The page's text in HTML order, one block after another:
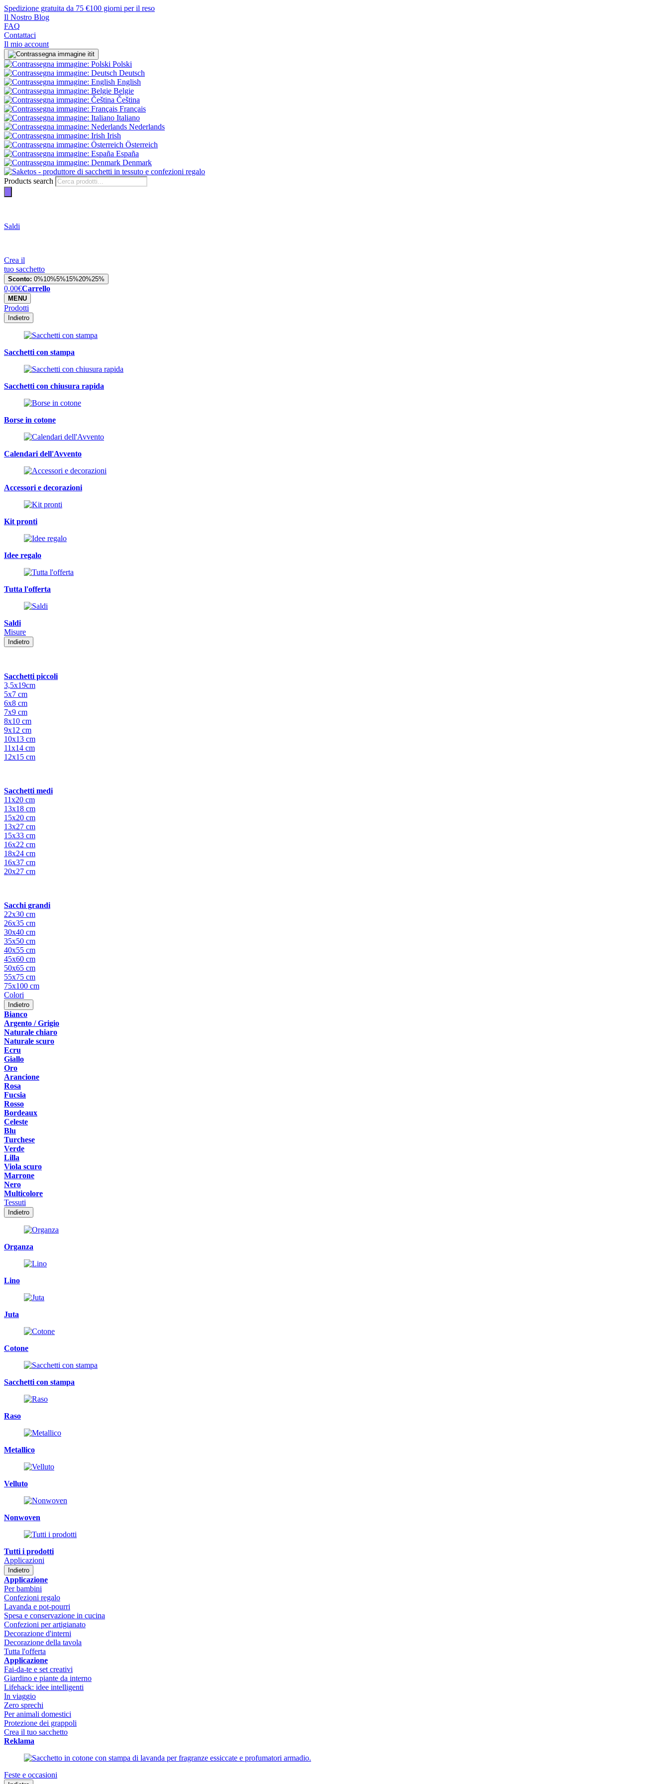
Spedizione gratuita da 75 €100 giorni per il reso
Il Nostro Blog
FAQ
Contattaci
Il mio account
it
Polski
Deutsch
English
Belgie
Čeština
Français
Italiano
Nederlands
Irish
Österreich
España
Denmark
Products search
Saldi
Crea il
tuo sacchetto
Sconto: 0%10%5%15%20%25%
0,00€Carrello
MENU
Prodotti
Indietro
Sacchetti con stampa
Sacchetti con chiusura rapida
Borse in cotone
Calendari dell'Avvento
Accessori e decorazioni
Kit pronti
Idee regalo
Tutta l'offerta
Saldi
Misure
Indietro
Sacchetti piccoli
3,5x19cm
5x7 cm
6x8 cm
7x9 cm
8x10 cm
9x12 cm
10x13 cm
11x14 cm
12x15 cm
Sacchetti medi
11x20 cm
13x18 cm
15x20 cm
13x27 cm
15x33 cm
16x22 cm
18x24 cm
16x37 cm
20x27 cm
Sacchi grandi
22x30 cm
26x35 cm
30x40 cm
35x50 cm
40x55 cm
45x60 cm
50x65 cm
55x75 cm
75x100 cm
Colori
Indietro
Bianco
Argento / Grigio
Naturale chiaro
Naturale scuro
Ecru
Giallo
Oro
Arancione
Rosa
Fucsia
Rosso
Bordeaux
Celeste
Blu
Turchese
Verde
Lilla
Viola scuro
Marrone
Nero
Multicolore
Tessuti
Indietro
Organza
Lino
Juta
Cotone
Sacchetti con stampa
Raso
Metallico
Velluto
Nonwoven
Tutti i prodotti
Applicazioni
Indietro
Applicazione
Per bambini
Confezioni regalo
Lavanda e pot-pourri
Spesa e conservazione in cucina
Confezioni per artigianato
Decorazione d'interni
Decorazione della tavola
Tutta l'offerta
Applicazione
Fai-da-te e set creativi
Giardino e piante da interno
Lifehack: idee intelligenti
In viaggio
Zero sprechi
Per animali domestici
Protezione dei grappoli
Crea il tuo sacchetto
Reklama
Feste e occasioni